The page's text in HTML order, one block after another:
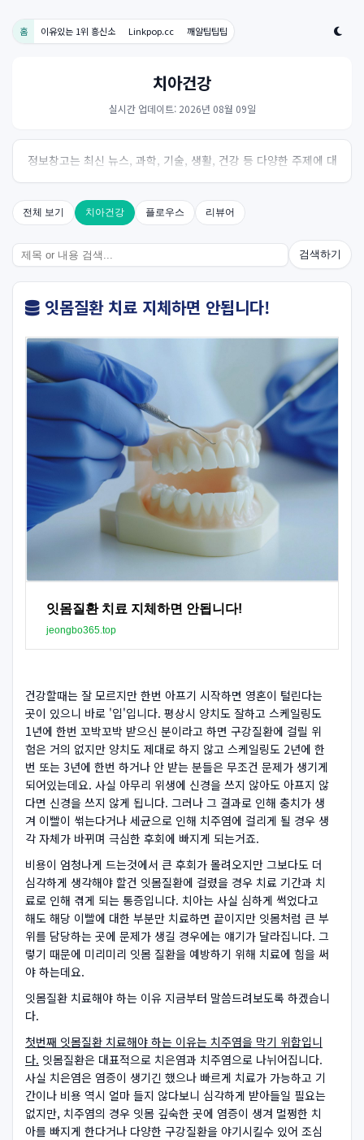
홈 이유있는 1위 흥신소 Linkpop.cc 깨알팁팁팁
치아건강
실시간 업데이트: 2026년 08월 09일
정보창고는 최신 뉴스, 과학, 기술, 생활, 건강 등 다양한 주제에 대
한 신뢰성 있는 정보를 제공하는 온라인 자료실입니다.
전체 보기 치아건강 플로우스 리뷰어
검색하기
잇몸질환 치료 지체하면 안됩니다!
잇몸질환 치료 지체하면 안됩니다!
jeongbo365.top
건강할때는 잘 모르지만 한번 아프기 시작하면 영혼이 털린다는
곳이 있으니 바로 '입'입니다. 평상시 양치도 잘하고 스케일링도
1년에 한번 꼬박꼬박 받으신 분이라고 하면 구강질환에 걸릴 위
험은 거의 없지만 양치도 제대로 하지 않고 스케일링도 2년에 한
번 또는 3년에 한번 하거나 안 받는 분들은 무조건 문제가 생기게
되어있는데요. 사실 아무리 위생에 신경을 쓰지 않아도 아프지 않
다면 신경을 쓰지 않게 됩니다. 그러나 그 결과로 인해 충치가 생
겨 이빨이 썪는다거나 세균으로 인해 치주염에 걸리게 될 경우 생
각 자체가 바뀌며 극심한 후회에 빠지게 되는거죠.
비용이 엄청나게 드는것에서 큰 후회가 몰려오지만 그보다도 더
심각하게 생각해야 할건 잇몸질환에 걸렸을 경우 치료 기간과 치
료로 인해 겪게 되는 통증입니다. 치아는 사실 심하게 썩었다고
해도 해당 이빨에 대한 부분만 치료하면 끝이지만 잇몸처럼 큰 부
위를 담당하는 곳에 문제가 생길 경우에는 얘기가 달라집니다. 그
렇기 때문에 미리미리 잇몸 질환을 예방하기 위해 치료에 힘을 써
야 하는데요.
잇몸질환 치료해야 하는 이유 지금부터 말씀드려보도록 하겠습니
다.
첫번째 잇몸질환 치료해야 하는 이유는 치주염을 막기 위함입니
다. 잇몸질환은 대표적으로 치은염과 치주염으로 나뉘어집니다.
사실 치은염은 염증이 생기긴 했으나 빠르게 치료가 가능하고 기
간이나 비용 역시 얼마 들지 않다보니 심각하게 받아들일 필요는
없지만, 치주염의 경우 잇몸 깊숙한 곳에 염증이 생겨 멀쩡한 치
아를 빠지게 한다거나 다양한 구강질환을 야기시킬수 있어 조심